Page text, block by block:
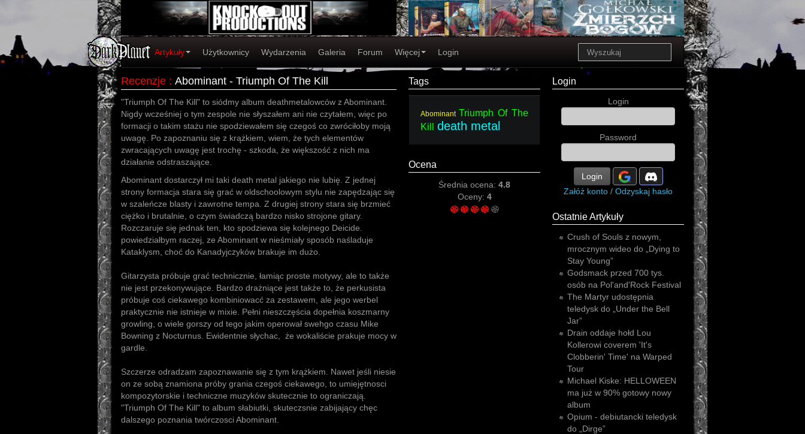
Artykuły Użytkownicy Wydarzenia Galeria Forum Więcej Login
Recenzje : Abominant - Triumph Of The Kill
"Triumph Of The Kill" to siódmy album deathmetalowców z Abominant.
Nigdy wcześniej o tym zespole nie słyszałem ani nie czytałem, więc po
formacji o takim stażu nie spodziewałem się czegoś co zwróciłoby moją
uwagę. Po zapoznaniu się z krążkiem, wiem, że tych elementów
zwracających uwagę jest trochę - szkoda, że większość z nich ma
działanie odstraszające.
Abominant dostarczył mi taki death metal jakiego nie lubię. Z jednej
strony formacja stara się grać w oldschoolowym stylu nie zapędzając się
w szaleńcze blasty i zawrotne tempa. Z drugiej strony stara się brzmieć
ciężko i brutalnie, o czym świadczą bardzo nisko strojone gitary.
Rozczaruje się jednak ten, kto spodziewa się kolejnego Deicide.
powiedziałbym raczej, ze Abominant w nieśmiały sposób naśladuje
Kataklysm, choć do Kanadyjczyków brakuje im dużo.
Gitarzysta próbuje grać technicznie, łamiąc proste motywy, ale to także
nie jest przekonywujące. Bardzo drażniące jest także to, że perkusista
próbuje coś ciekawego kombiniowacć za zestawem, ale jego werbel
praktycznie nie istnieje w mixie. Pełni nieszczęścia dopełnia koszmarny
growling, o wiele gorszy od tego jakim operował swehgo czasu Mike
Bowning z Nocturnus. Ewidentnie słychac, że wokaliście prakuje mocy w
gardle.
Szczerze odradzam zapoznawanie się z tym krążkiem. Nawet jeśli niesie
on ze sobą znamiona próby grania czegoś ciekawego, to umiejętnosci
kompozytorskie i techniczne muzyków skutecznie to ograniczają.
"Triumph Of The Kill" to album słabiutki, skuteczsnie zabijający chęc
dalszego poznania twórczosci Abominant.
Tags
Abominant Triumph Of The
Kill
death metal
Ocena
Średnia ocena: 4.8
Oceny: 4
Login
Login
Password
Login
Załóż konto / Odzyskaj hasło
Ostatnie Artykuły
Crush of Souls z nowym,
mrocznym wideo do „Dying to
Stay Young”
Godsmack przed 700 tys.
osób na Pol'and'Rock Festival
The Martyr udostępnia
teledysk do „Under the Bell
Jar”
Drain oddaje hołd Lou
Kollerowi coverem 'It's
Clobberin' Time' na Warped
Tour
Michael Kiske: HELLOWEEN
ma już w 90% gotowy nowy
album
Opium - debiutancki teledysk
do „Dirge”